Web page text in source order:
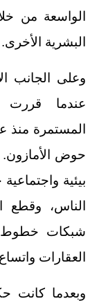
الواسعة من
البشرية الأخرى.
وعلى الجانب
عندما قررت
المستمرة منذ
حوض الأمازون.
بيئية
الناس، وقطع
شبكات خطوط
العقارات
وبعدما كانت